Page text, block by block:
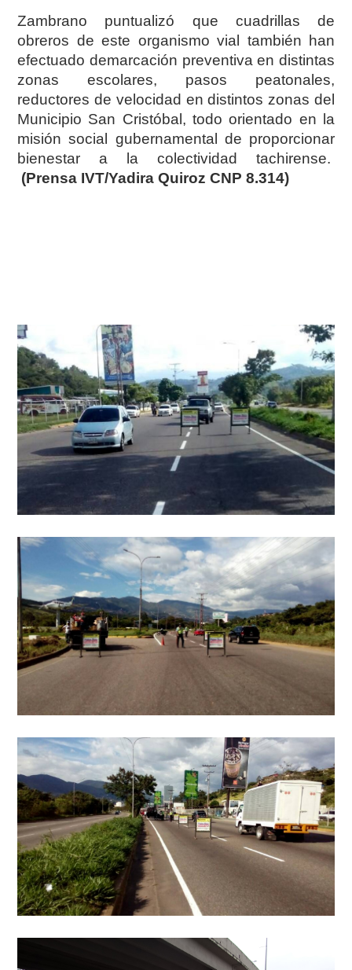
Zambrano puntualizó que cuadrillas de
obreros de este organismo vial también han
efectuado demarcación preventiva en distintas
zonas escolares, pasos peatonales,
reductores de velocidad en distintos zonas del
Municipio San Cristóbal, todo orientado en la
misión social gubernamental de proporcionar
bienestar a la colectividad tachirense.
(Prensa IVT/Yadira Quiroz CNP 8.314)